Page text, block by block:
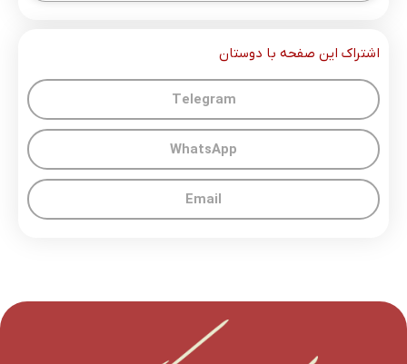
اشتراک این صفحه با دوستان
Telegram
WhatsApp
Email